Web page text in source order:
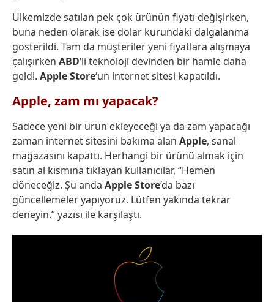
Ülkemizde satılan pek çok ürünün fiyatı değişirken,
buna neden olarak ise dolar kurundaki dalgalanma
gösterildi. Tam da müşteriler yeni fiyatlara alışmaya
çalışırken ABD‘li teknoloji devinden bir hamle daha
geldi. Apple Store‘un internet sitesi kapatıldı.
Apple, zam mı yapacak?
Sadece yeni bir ürün ekleyeceği ya da zam yapacağı
zaman internet sitesini bakıma alan Apple, sanal
mağazasını kapattı. Herhangi bir ürünü almak için
satın al kısmına tıklayan kullanıcılar, “Hemen
döneceğiz. Şu anda Apple Store’da bazı
güncellemeler yapıyoruz. Lütfen yakında tekrar
deneyin.” yazısı ile karşılaştı.